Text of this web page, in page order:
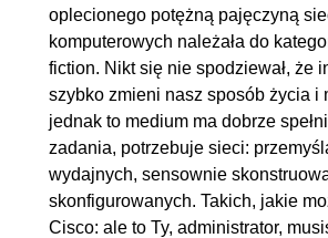
urządzenia za pomocą telnet
2.7. Konfiguracja "routera na
patyku"
2.8. Konfiguracja
zabezpieczenia port security
2.9. Zmiana VLAN natywnego
oraz blokowanie sieci VLAN na
oplecionego potężną pajęczyną
komputerowych należała do
fiction. Nikt się nie spodziewał, że
szybko zmieni nasz sposób życia i
jednak to medium ma dobrze
zadania, potrzebuje sieci:
wydajnych, sensownie
skonfigurowanych. Takich, jakie
Cisco: ale to Ty, administrator,